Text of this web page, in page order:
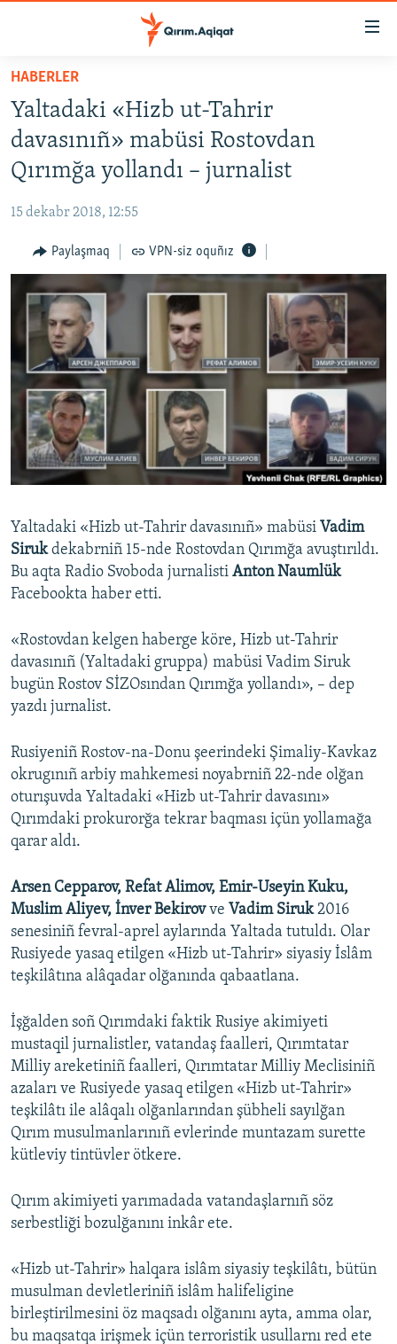
Esas
qaytmaq
Baş
navigatsiyağa
qaytmaq
Qıdıruvğa
HABERLER
SİYASET
İQTİSADİYAT
MEDENİYET
İNSAN AQLARI
VİDEO
SÜRET
BLOGLAR
FİKİR
Русский
Українською
RFE/RS bütün saytları
HABERLER
Yaltadaki «Hizb ut-Tahrir
davasınıñ» mabüsi Rostovdan
Qırımğa yollandı – jurnalist
15 dekabr 2018, 12:55
Paylaşmaq VPN-siz oquñız
Yaltadaki «Hizb ut-Tahrir davasınıñ» mabüsi Vadim
Sirukdekabrniñ 15-nde Rostovdan Qırımğa avuştırıldı.
Bu aqta Radio Svoboda jurnalisti Anton Naumlük
Facebookta haber etti.
«Rostovdan kelgen haberge köre, Hizb ut-Tahrir
davasınıñ (Yaltadaki gruppa) mabüsi Vadim Siruk
bugün Rostov SİZOsından Qırımğa yollandı», – dep
yazdı jurnalist.
Rusiyeniñ Rostov-na-Donu şeerindeki Şimaliy-Kavkaz
okrugınıñ arbiy mahkemesi noyabrniñ 22-nde olğan
oturışuvda Yaltadaki «Hizb ut-Tahrir davasını»
Qırımdaki prokurorğa tekrar baqması içün yollamağa
qarar aldı.
Arsen Cepparov, Refat Alimov, Emir-Useyin Kuku,
Muslim Aliyev, İnver Bekirovve Vadim Siruk2016
senesiniñ fevral-aprel aylarında Yaltada tutuldı. Olar
Rusiyede yasaq etilgen «Hizb ut-Tahrir» siyasiy İslâm
teşkilâtına alâqadar olğanında qabaatlana.
İşğalden soñ Qırımdaki faktik Rusiye akimiyeti
mustaqil jurnalistler, vatandaş faalleri, Qırımtatar
Milliy areketiniñ faalleri, Qırımtatar Milliy Meclisiniñ
azaları ve Rusiyede yasaq etilgen «Hizb ut-Tahrir»
teşkilâtı ile alâqalı olğanlarından şübheli sayılğan
Qırım musulmanlarınıñ evlerinde muntazam surette
kütleviy tintüvler ötkere.
Qırım akimiyeti yarımadada vatandaşlarnıñ söz
serbestliği bozulğanını inkâr ete.
«Hizb ut-Tahrir» halqara islâm siyasiy teşkilâtı, bütün
musulman devletleriniñ islâm halifeligine
birleştirilmesini öz maqsadı olğanını ayta, amma olar,
bu maqsatqa irişmek içün terroristik usullarnı red ete